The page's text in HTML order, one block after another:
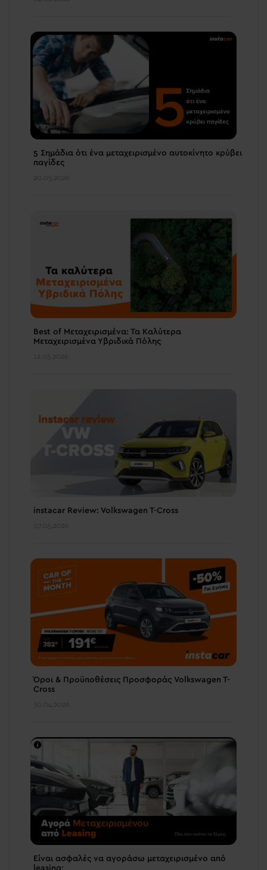
5 Σημάδια ότι ένα μεταχειρισμένο αυτοκίνητο κρύβει
παγίδες
20.05.2026
Best of Μεταχειρισμένα: Τα Καλύτερα
Μεταχειρισμένα Υβριδικά Πόλης
12.05.2026
instacar Review: Volkswagen T-Cross
07.05.2026
Όροι & Προϋποθέσεις Προσφοράς Volkswagen T-
Cross
30.04.2026
Είναι ασφαλές να αγοράσω μεταχειρισμένο από
leasing;